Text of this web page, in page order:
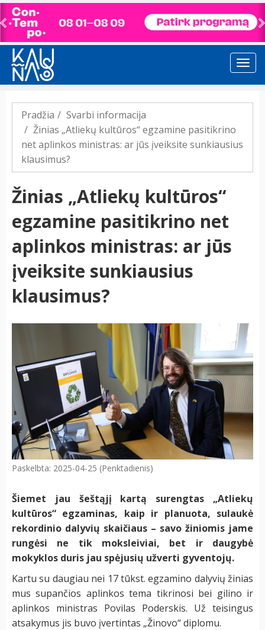
Previous
Pradžia
Svarbi informacija
Žinias „Atliekų kultūros“ egzamine pasitikrino
net aplinkos ministras: ar jūs įveiksite sunkiausius
klausimus?
Žinias „Atliekų kultūros“
egzamine pasitikrino net
aplinkos ministras: ar jūs
įveiksite sunkiausius
klausimus?
Paskelbta: 2025-04-25 (Penktadienis)
Šiemet jau šeštąjį kartą surengtas „Atliekų
kultūros“ egzaminas, kaip ir planuota, sulaukė
rekordinio dalyvių skaičiaus – savo žiniomis jame
rungėsi ne tik moksleiviai, bet ir daugybė
mokyklos duris jau spėjusių užverti gyventojų.
Kartu su daugiau nei 17 tūkst. egzamino dalyvių žinias
mus supančios aplinkos tema tikrinosi bei gilino ir
aplinkos ministras Povilas Poderskis. Už teisingus
atsakymus jis buvo įvertintas „Žinovo“ diplomu.